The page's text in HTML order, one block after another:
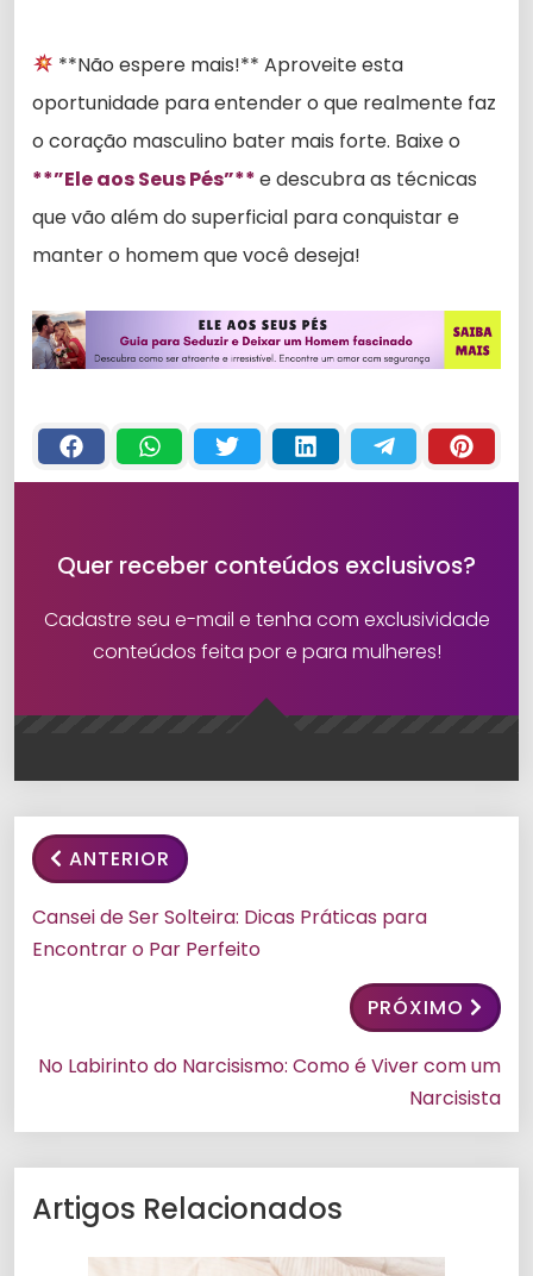
**Não espere mais!** Aproveite esta
oportunidade para entender o que realmente faz
o coração masculino bater mais forte. Baixe o
**”Ele aos Seus Pés”**e descubra as técnicas
que vão além do superficial para conquistar e
manter o homem que você deseja!
Quer receber conteúdos exclusivos?
Cadastre seu e-mail e tenha com exclusividade
conteúdos feita por e para mulheres!
ANTERIOR
Cansei de Ser Solteira: Dicas Práticas para
Encontrar o Par Perfeito
PRÓXIMO
No Labirinto do Narcisismo: Como é Viver com um
Narcisista
Artigos Relacionados